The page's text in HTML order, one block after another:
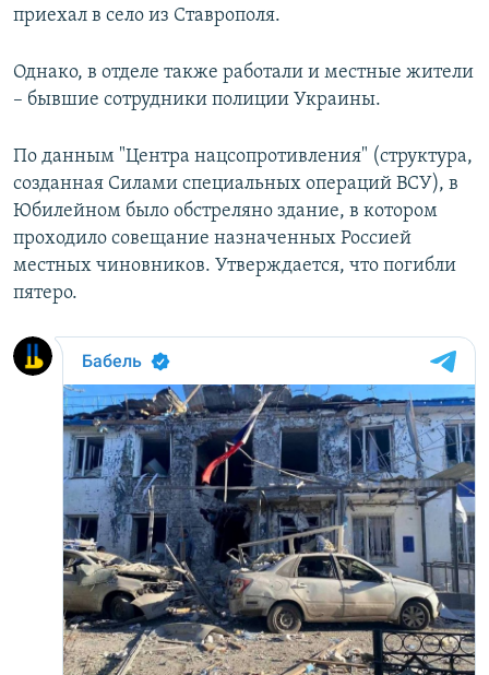
приехал в село из Ставрополя.
Однако, в отделе также работали и местные жители
– бывшие сотрудники полиции Украины.
По данным "Центра нацсопротивления" (структура,
созданная Силами специальных операций ВСУ), в
Юбилейном было обстреляно здание, в котором
проходило совещание назначенных Россией
местных чиновников. Утверждается, что погибли
пятеро.